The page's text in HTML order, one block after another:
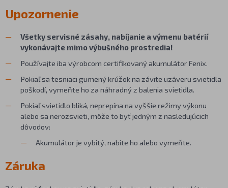
Upozornenie
Všetky servisné zásahy, nabíjanie a výmenu batérií
vykonávajte mimo výbušného prostredia!
Používajte iba výrobcom certifikovaný akumulátor Fenix.
Pokiaľ sa tesniaci gumený krúžok na závite uzáveru svietidla
poškodí, vymeňte ho za náhradný z balenia svietidla.
Pokiaľ svietidlo bliká, neprepína na vyššie režimy výkonu
alebo sa nerozsvieti, môže to byť jedným z nasledujúcich
dôvodov:
Akumulátor je vybitý, nabite ho alebo vymeňte.
Záruka